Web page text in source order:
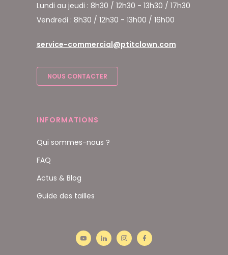
Lundi au jeudi : 8h30 / 12h30 - 13h30 / 17h30
Vendredi : 8h30 / 12h30 - 13h00 / 16h00
service-commercial@ptitclown.com
NOUS CONTACTER
INFORMATIONS
Qui sommes-nous ?
FAQ
Actus & Blog
Guide des tailles